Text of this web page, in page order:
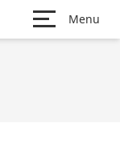
Menu